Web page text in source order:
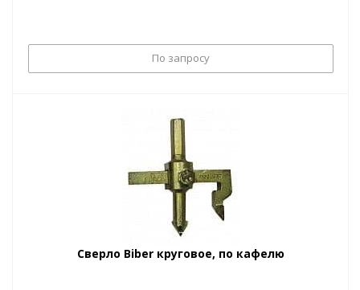
По запросу
Сверло Biber круговое, по кафелю